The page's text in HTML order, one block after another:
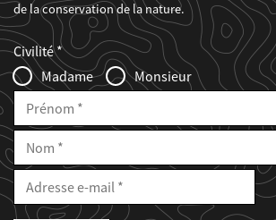
de la conservation de la nature.
Web2Case
Infofelder
Fieldset
anrede_name
Civilité
Madame
Monsieur
Prénom
Nom
E-
Mail
Adresse
mail